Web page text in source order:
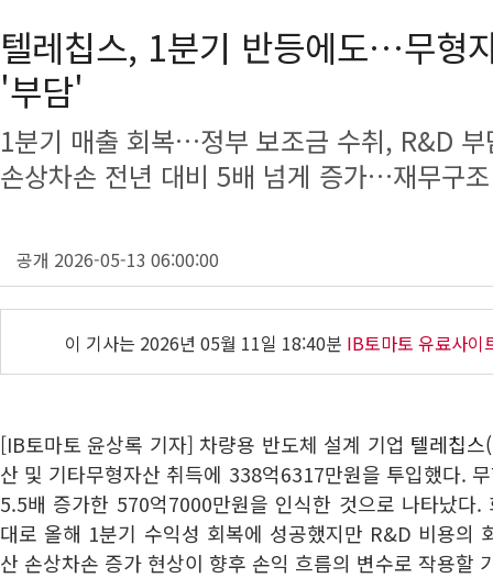
텔레칩스, 1분기 반등에도…무형
'부담'
1분기 매출 회복…정부 보조금 수취, R&D 부
손상차손 전년 대비 5배 넘게 증가…재무구
공개 2026-05-13 06:00:00
이 기사는 2026년 05월 11일 18:40분 IB토마토 유료사이
[IB토마토 윤상록 기자] 차량용 반도체 설계 기업 텔레칩
산 및 기타무형자산 취득에 338억6317만원을 투입했다.
5.5배 증가한 570억7000만원을 인식한 것으로 나타났다
대로 올해 1분기 수익성 회복에 성공했지만 R&D 비용의
산 손상차손 증가 현상이 향후 손익 흐름의 변수로 작용할